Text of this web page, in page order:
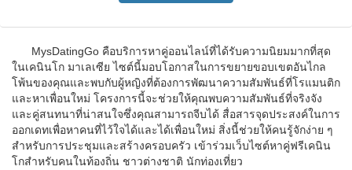
MysDatingGo คือบริการหาคู่ออนไลน์ที่ได้รับความนิยมมากที่สุด
ในเคนินโก มาเลเซีย ไซต์นี้มอบโอกาสในการขยายขอบเขตอันไกล
โพ้นของคุณและพบกับผู้หญิงที่ต้องการพัฒนาความสัมพันธ์ที่โรแมนติก
และหาเพื่อนใหม่ โครงการนี้จะช่วยให้คุณพบความสัมพันธ์ที่จริงจัง
และคู่สนทนาที่น่าสนใจซึ่งคุณสามารถจีบได้ สื่อสารจุดประสงค์ในการ
ออกเดทเพื่อหาคนที่ไว้ใจได้และได้เพื่อนใหม่ สิ่งนี้ช่วยให้คนรู้จักง่าย ๆ
สำหรับการประชุมและสร้างครอบครัว เข้าร่วมเว็บไซต์หาคู่ฟรีเคนิน
โกสำหรับคนในท้องถิ่น ชาวต่างชาติ นักท่องเที่ยว